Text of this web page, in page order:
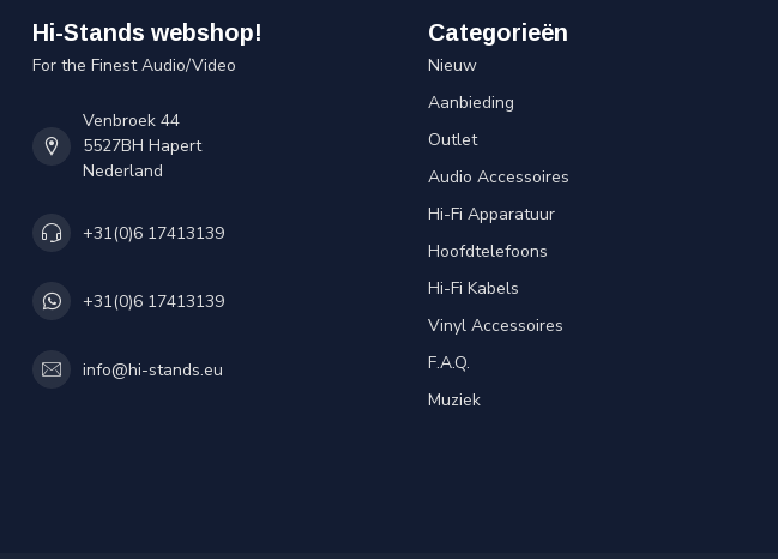
Hi-Stands webshop!
For the Finest Audio/Video
Venbroek 44
5527BH Hapert
Nederland
+31(0)6 17413139
+31(0)6 17413139
info@hi-stands.eu
Categorieën
Nieuw
Aanbieding
Outlet
Audio Accessoires
Hi-Fi Apparatuur
Hoofdtelefoons
Hi-Fi Kabels
Vinyl Accessoires
F.A.Q.
Muziek